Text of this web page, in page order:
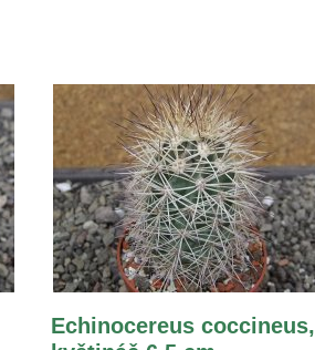
Echinocereus coccineus,